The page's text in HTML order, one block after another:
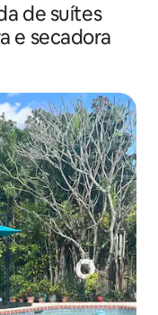
de suítes
e secadora